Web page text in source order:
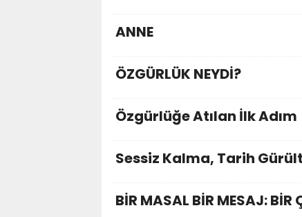
ANNE
ÖZGÜRLÜK NEYDİ?
Özgürlüğe Atılan İlk Adım
Sessiz Kalma, Tarih
BİR MASAL BİR MESAJ: BİR